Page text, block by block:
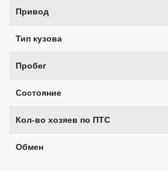
Привод
Тип кузова
Пробег
Состояние
Кол-во хозяев по ПТС
Обмен